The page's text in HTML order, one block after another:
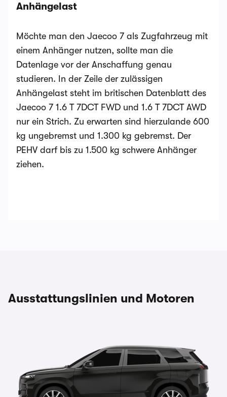
Anhängelast
Möchte man den Jaecoo 7 als Zugfahrzeug mit
einem Anhänger nutzen, sollte man die
Datenlage vor der Anschaffung genau
studieren. In der Zeile der zulässigen
Anhängelast steht im britischen Datenblatt des
Jaecoo 7 1.6 T 7DCT FWD und 1.6 T 7DCT AWD
nur ein Strich. Zu erwarten sind hierzulande 600
kg ungebremst und 1.300 kg gebremst. Der
PEHV darf bis zu 1.500 kg schwere Anhänger
ziehen.
Ausstattungslinien und Motoren